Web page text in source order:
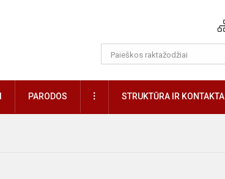
PARODOS DAUGIAUSTRUKTŪRA IR KONTAKTAI